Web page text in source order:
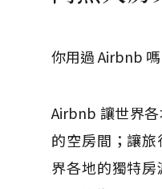
你用過 Airbnb 嗎
Airbnb 讓世界
的空房間；讓
界各地的獨特